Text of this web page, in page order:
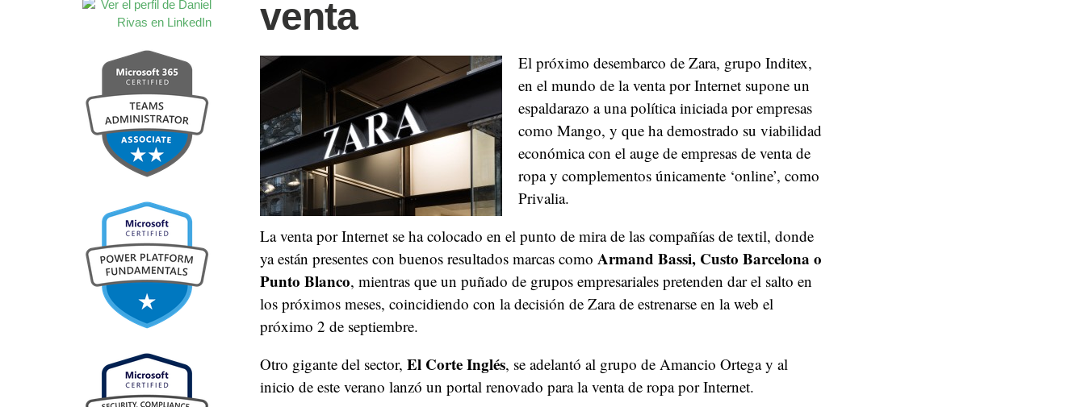
venta
El próximo desembarco de Zara, grupo Inditex,
en el mundo de la venta por Internet supone un
espaldarazo a una política iniciada por empresas
como Mango, y que ha demostrado su viabilidad
económica con el auge de empresas de venta de
ropa y complementos únicamente ‘online’, como
Privalia.
La venta por Internet se ha colocado en el punto de mira de las compañías de textil, donde
ya están presentes con buenos resultados marcas como Armand Bassi, Custo Barcelona o
Punto Blanco, mientras que un puñado de grupos empresariales pretenden dar el salto en
los próximos meses, coincidiendo con la decisión de Zara de estrenarse en la web el
próximo 2 de septiembre.
Otro gigante del sector, El Corte Inglés, se adelantó al grupo de Amancio Ortega y al
inicio de este verano lanzó un portal renovado para la venta de ropa por Internet.